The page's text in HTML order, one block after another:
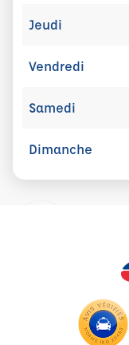
Jeudi
Vendredi
Samedi
Dimanche